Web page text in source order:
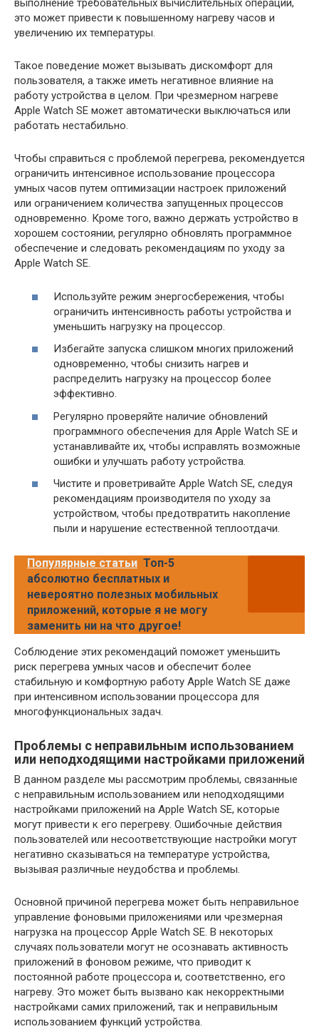
выполнение требовательных вычислительных операций,
это может привести к повышенному нагреву часов и
увеличению их температуры.
Такое поведение может вызывать дискомфорт для
пользователя, а также иметь негативное влияние на
работу устройства в целом. При чрезмерном нагреве
Apple Watch SE может автоматически выключаться или
работать нестабильно.
Чтобы справиться с проблемой перегрева, рекомендуется
ограничить интенсивное использование процессора
умных часов путем оптимизации настроек приложений
или ограничением количества запущенных процессов
одновременно. Кроме того, важно держать устройство в
хорошем состоянии, регулярно обновлять программное
обеспечение и следовать рекомендациям по уходу за
Apple Watch SE.
Используйте режим энергосбережения, чтобы
ограничить интенсивность работы устройства и
уменьшить нагрузку на процессор.
Избегайте запуска слишком многих приложений
одновременно, чтобы снизить нагрев и
распределить нагрузку на процессор более
эффективно.
Регулярно проверяйте наличие обновлений
программного обеспечения для Apple Watch SE и
устанавливайте их, чтобы исправлять возможные
ошибки и улучшать работу устройства.
Чистите и проветривайте Apple Watch SE, следуя
рекомендациям производителя по уходу за
устройством, чтобы предотвратить накопление
пыли и нарушение естественной теплоотдачи.
Популярные статьи Топ-5
абсолютно бесплатных и
невероятно полезных мобильных
приложений, которые я не могу
заменить ни на что другое!
Соблюдение этих рекомендаций поможет уменьшить
риск перегрева умных часов и обеспечит более
стабильную и комфортную работу Apple Watch SE даже
при интенсивном использовании процессора для
многофункциональных задач.
Проблемы с неправильным использованием
или неподходящими настройками приложений
В данном разделе мы рассмотрим проблемы, связанные
с неправильным использованием или неподходящими
настройками приложений на Apple Watch SE, которые
могут привести к его перегреву. Ошибочные действия
пользователей или несоответствующие настройки могут
негативно сказываться на температуре устройства,
вызывая различные неудобства и проблемы.
Основной причиной перегрева может быть неправильное
управление фоновыми приложениями или чрезмерная
нагрузка на процессор Apple Watch SE. В некоторых
случаях пользователи могут не осознавать активность
приложений в фоновом режиме, что приводит к
постоянной работе процессора и, соответственно, его
нагреву. Это может быть вызвано как некорректными
настройками самих приложений, так и неправильным
использованием функций устройства.